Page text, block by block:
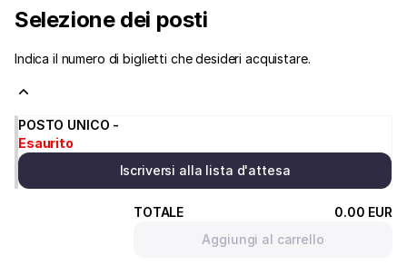
Teatro
Comunale
Vicenza
Selezione dei posti
Indica il numero di biglietti che desideri acquistare.
POSTO UNICO -
Esaurito
Iscriversi alla lista d'attesa
TOTALE 0.00 EUR
Aggiungi al carrello